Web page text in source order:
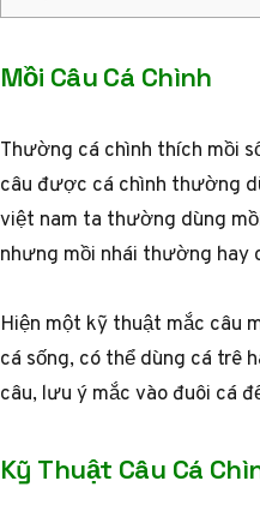
Mồi Câu Cá Chình
Thường cá chình thích mồi
câu được cá chình thường
việt nam ta thường dùng
nhưng mồi nhái thường hay
Hiện một kỹ thuật mắc câu
cá sống, có thể dùng cá trê
câu, lưu ý mắc vào đuôi cá
Kỹ Thuật Câu Cá